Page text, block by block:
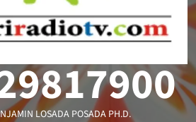
LOSADA POSADA PH.D.